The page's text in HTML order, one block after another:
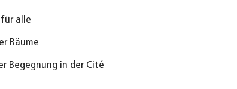
alle
Räume
Begegnung in der Cité